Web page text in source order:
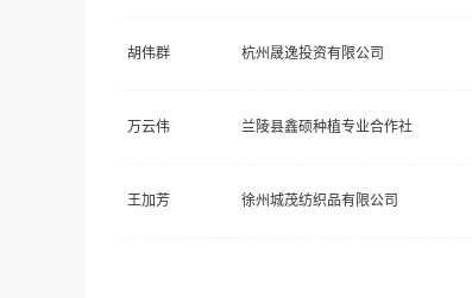
胡伟群 杭州晟逸投资有限公司
万云伟 兰陵县鑫硕种植专业合作社
王加芳 徐州城茂纺织品有限公司